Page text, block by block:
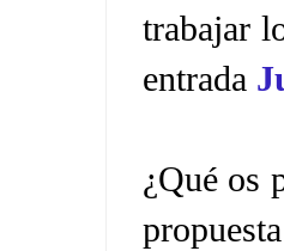
trabajar
entrada
¿Qué os